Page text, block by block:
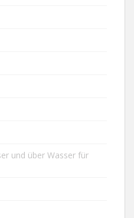
und über Wasser für